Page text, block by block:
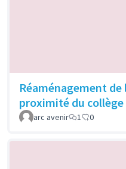
Réaménagement de
proximité du collège
arc avenir 1 0